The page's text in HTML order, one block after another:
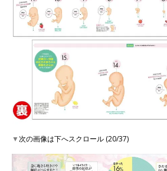
▼次の画像は下へスクロール (20/37)